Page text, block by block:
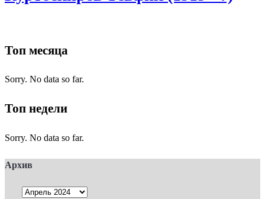
Топ месяца
Sorry. No data so far.
Топ недели
Sorry. No data so far.
Архив